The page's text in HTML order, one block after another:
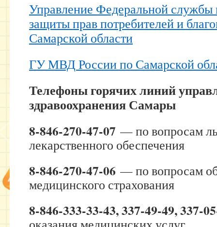
Управление Федеральной службы
защиты прав потребителей и
Самарской области
ГУ МВД России по Самарской
Телефоны горячих линий
здравоохранения Самары
8-846-270-47-07 — по вопросам
лекарственного обеспечения
8-846-270-47-06 — по вопросам
медицинского страхования
8-846-333-33-43, 337-49-49, 337-